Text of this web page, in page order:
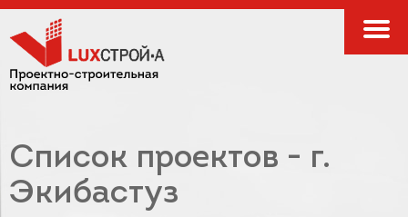
Список проектов - г.
Экибастуз